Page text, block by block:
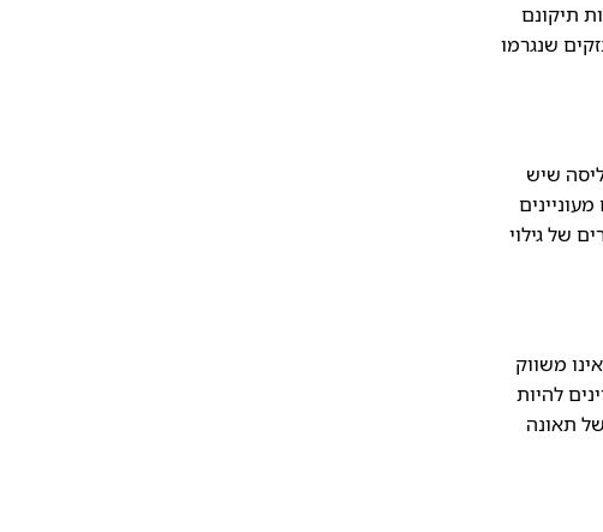
תיקונם
שנגרמו
שיש
של גילוי
משווק
להיות
תאונה